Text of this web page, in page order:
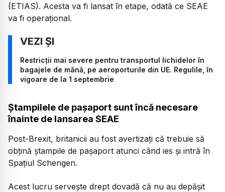
(ETIAS). Acesta va fi lansat în etape, odată ce SEAE
va fi operațional.
Restricții mai severe pentru transportul lichidelor în
bagajele de mână, pe aeroporturile din UE. Regulile, în
vigoare de la 1 septembrie
Ștampilele de pașaport sunt încă necesare
înainte de lansarea SEAE
Post-Brexit, britanicii au fost avertizați că trebuie să
obțină ștampile de pașaport atunci când ies și intră în
Spațiul Schengen.
Acest lucru servește drept dovadă că nu au depășit